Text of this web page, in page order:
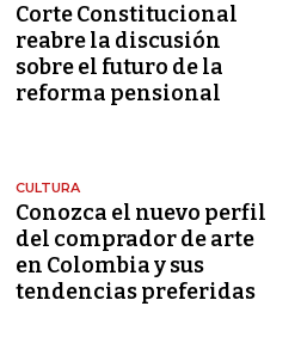
Corte Constitucional
reabre la discusión
sobre el futuro de la
reforma pensional
CULTURA
Conozca el nuevo perfil
del comprador de arte
en Colombia y sus
tendencias preferidas